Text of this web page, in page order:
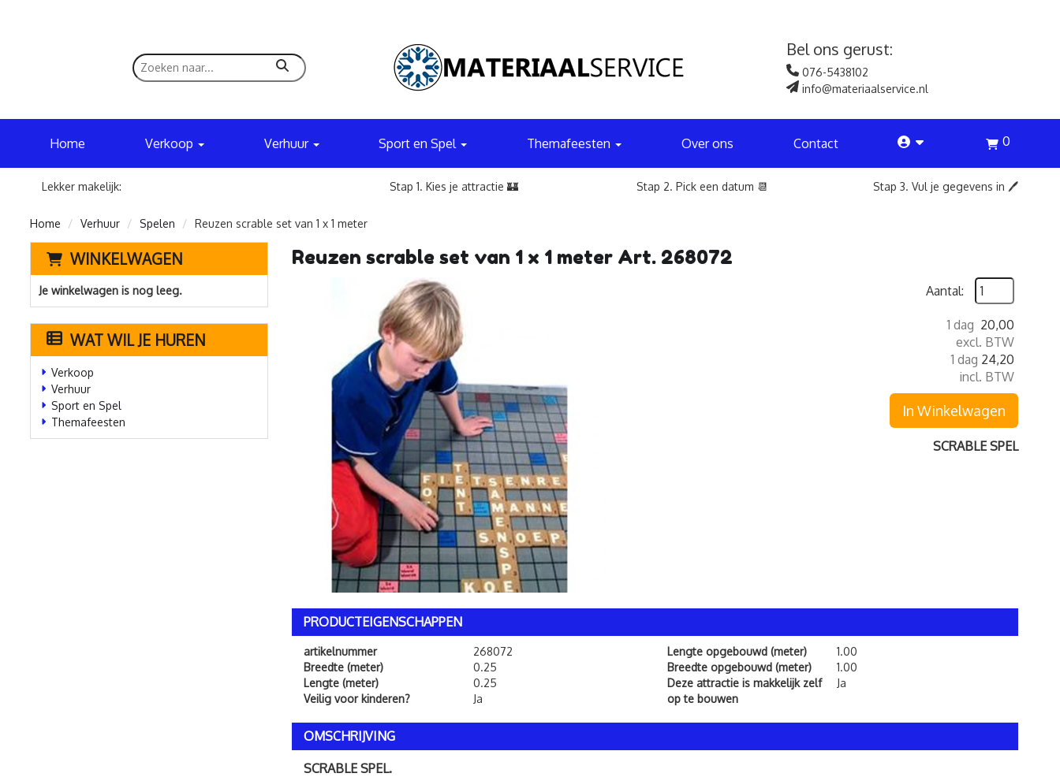
zoeken
Bel ons gerust:
076-5438102
info@materiaalservice.nl
Home Verkoop Verhuur Sport en Spel Themafeesten Over ons Contact account 0
Lekker makelijk: Stap 1. Kies je attractie 🏰 Stap 2. Pick een datum 📆 Stap 3. Vul je gegevens in 🖊️
Home Verhuur Spelen Reuzen scrable set van 1 x 1 meter
WINKELWAGEN
Je winkelwagen is nog leeg.
WAT WIL JE HUREN
Verkoop
Verhuur
Sport en Spel
Themafeesten
Reuzen scrable set van 1 x 1 meter Art. 268072
Aantal:
1 dag 20,00
excl. BTW
1 dag 24,20
incl. BTW
In Winkelwagen
SCRABLE SPEL
PRODUCTEIGENSCHAPPEN
artikelnummer
268072
Breedte (meter)
0.25
Lengte (meter)
0.25
Veilig voor kinderen?
Ja
Lengte opgebouwd (meter)
1.00
Breedte opgebouwd (meter)
1.00
Deze attractie is makkelijk zelf
op te bouwen
Ja
OMSCHRIJVING
SCRABLE SPEL.